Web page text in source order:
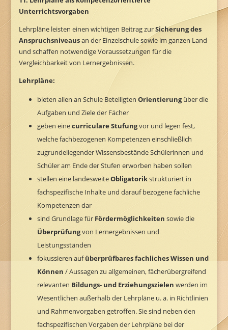
Unterrichtsvorgaben
Lehrpläne leisten einen wichtigen Beitrag zurSicherung des
Anspruchsniveausan der Einzelschule sowie im ganzen Land
und schaffen notwendige Voraussetzungen für die
Vergleichbarkeit von Lernergebnissen.
Lehrpläne:
bieten allen an Schule Beteiligten Orientierungüber die
Aufgaben und Ziele der Fächer
geben einecurriculare Stufungvor und legen fest,
welche fachbezogenen Kompetenzen einschließlich
zugrundeliegender Wissensbestände Schülerinnen und
Schüler am Ende der Stufen erworben haben sollen
stellen eine landesweiteObligatorikstrukturiert in
fachspezifische Inhalte und darauf bezogene fachliche
Kompetenzen dar
sind Grundlage für Fördermöglichkeitensowie die
Überprüfungvon Lernergebnissen und
Leistungsständen
fokussieren aufüberprüfbares fachliches Wissen und
Können / Aussagen zu allgemeinen, fächerübergreifend
relevanten Bildungs- und Erziehungszielen werden im
Wesentlichen außerhalb der Lehrpläne u. a. in Richtlinien
und Rahmenvorgaben getroffen. Sie sind neben den
fachspezifischen Vorgaben der Lehrpläne bei der